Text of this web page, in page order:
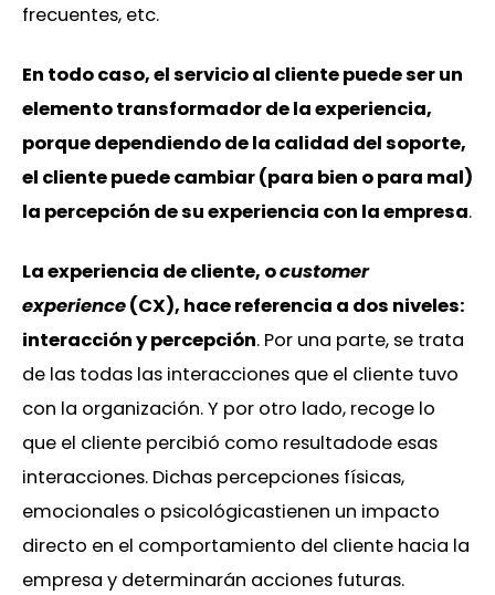
frecuentes, etc.
En todo caso, el servicio al cliente puede ser un
elemento transformador de la experiencia,
porque dependiendo de la calidad del soporte,
el cliente puede cambiar (para bien o para mal)
la percepción de su experiencia con la empresa.
La experiencia de cliente, ocustomer
experience(CX), hace referencia a dos niveles:
interacción y percepción. Por una parte, se trata
de las todas las interacciones que el cliente tuvo
con la organización. Y por otro lado, recoge lo
que el cliente percibió como resultadode esas
interacciones. Dichas percepciones físicas,
emocionales o psicológicastienen un impacto
directo en el comportamiento del cliente hacia la
empresa y determinarán acciones futuras.